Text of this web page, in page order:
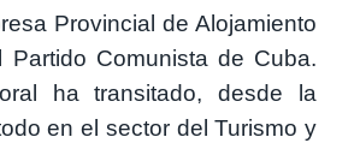
Provincial de Alojamiento
Comunista de Cuba.
ha transitado, desde la
en el sector del Turismo y